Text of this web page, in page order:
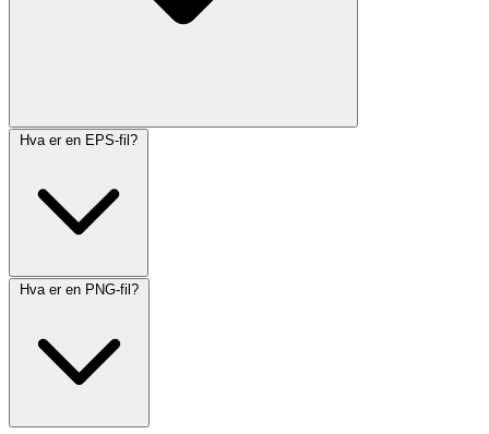
Hva er en EPS-fil?
Hva er en PNG-fil?